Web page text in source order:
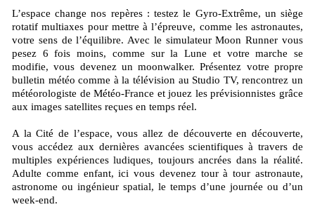
L’espace change nos repères : testez le Gyro-Extrême, un siège
rotatif multiaxes pour mettre à l’épreuve, comme les astronautes,
votre sens de l’équilibre. Avec le simulateur Moon Runner vous
pesez 6 fois moins, comme sur la Lune et votre marche se
modifie, vous devenez un moonwalker. Présentez votre propre
bulletin météo comme à la télévision au Studio TV, rencontrez un
météorologiste de Météo-France et jouez les prévisionnistes grâce
aux images satellites reçues en temps réel.
A la Cité de l’espace, vous allez de découverte en découverte,
vous accédez aux dernières avancées scientifiques à travers de
multiples expériences ludiques, toujours ancrées dans la réalité.
Adulte comme enfant, ici vous devenez tour à tour astronaute,
astronome ou ingénieur spatial, le temps d’une journée ou d’un
week-end.